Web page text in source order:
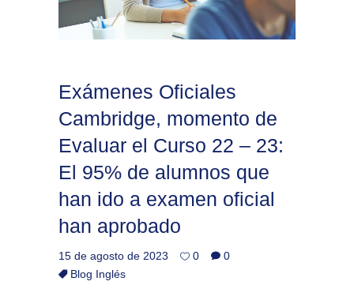
Exámenes Oficiales
Cambridge, momento de
Evaluar el Curso 22 – 23:
El 95% de alumnos que
han ido a examen oficial
han aprobado
15 de agosto de 2023 0
0
Blog Inglés